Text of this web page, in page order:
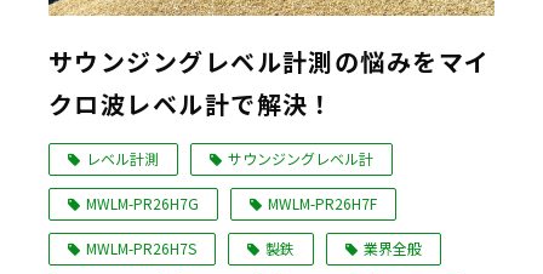
Language
サウンジングレベル計測の悩みをマイ
クロ波レベル計で解決！
レベル計測 サウンジングレベル計
MWLM-PR26H7G MWLM-PR26H7F
MWLM-PR26H7S 製鉄 業界全般